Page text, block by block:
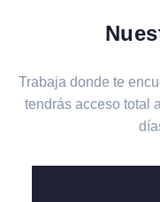
Trabaja donde te
tendrás acceso total